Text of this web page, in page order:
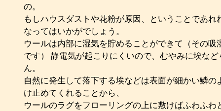
の。
もしハウスダストや花粉が原因、ということであ
なってはいかがでしょう。
ウールは内部に湿気を貯めることができて（その吸
です） 静電気が起こりにくいので、むやみに埃な
ん。
自然に発生して落下する埃などは表面が細かい鱗
け止めてくれることから、
ウールのラグをフローリングの上に敷けばふわふ